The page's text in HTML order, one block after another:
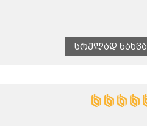
Სრულად Ნახვა